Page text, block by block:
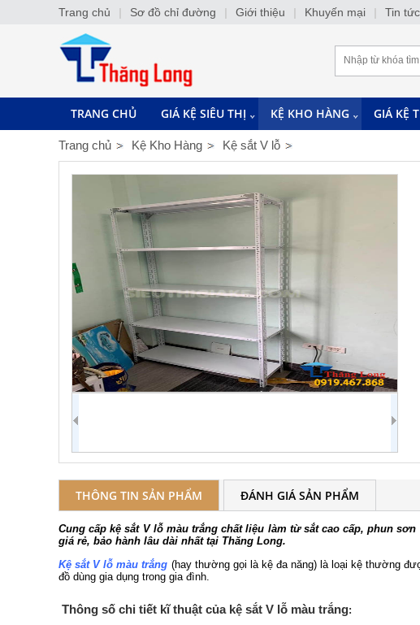
TRANG CHỦ GIÁ KỆ SIÊU THỊ KỆ KHO HÀNG GIÁ KỆ
Trang chủ Kệ Kho Hàng Kệ sắt V lỗ
THÔNG TIN SẢN PHẨM ĐÁNH GIÁ SẢN PHẨM
Cung cấp kệ sắt V lỗ màu trắng chất liệu làm từ sắt cao cấp, phun
giá rẻ, bảo hành lâu dài nhất tại Thăng Long.
Kệ sắt V lỗ màu trắng (hay thường gọi là kệ đa năng) là loại kệ thường
đồ dùng gia dụng trong gia đình.
Thông số chi tiết kĩ thuật của kệ sắt V lỗ màu trắng:
Trang chủ | Sơ đồ chỉ đường | Giới thiệu | Khuyến mại | Tin tức